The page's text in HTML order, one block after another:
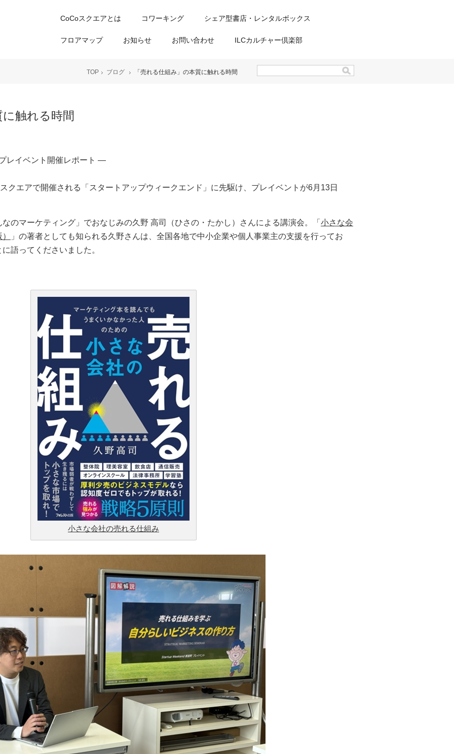
CoCoスクエアとは コワーキング シェア型書店・レンタルボックス
フロアマップ お知らせ お問い合わせ ILCカルチャー倶楽部
TOP ブログ 「売れる仕組み」の本質に触れる時間
触れる時間
レイベント開催レポート ―
クエアで開催される「スタートアップウィークエンド」に先駆け、プレイベントが6月13日
のマーケティング」でおなじみの久野 高司（ひさの・たかし）さんによる講演会。「 小さな会
」の著者としても知られる久野さんは、全国各地で中小企業や個人事業主の支援を行ってお
語ってくださいました。
小さな会社の売れる仕組み